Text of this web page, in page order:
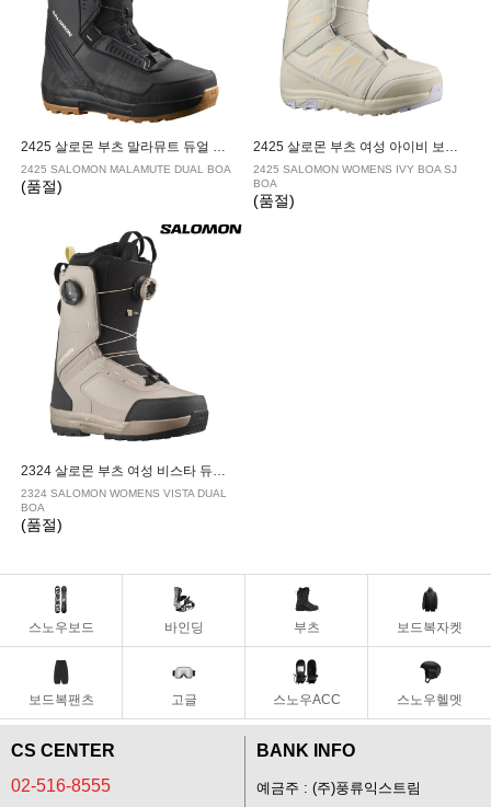
2425 살로몬 부츠 말라뮤트 듀얼 보아BLACK
2425 SALOMON MALAMUTE DUAL BOA
(품절)
2425 살로몬 부츠 여성 아이비 보아Cream/Peach Fuzz/Orchid Petal
2425 SALOMON WOMENS IVY BOA SJ
BOA
(품절)
2324 살로몬 부츠 여성 비스타 듀얼 보아VINTAGE KHAKI/BLACK/TENDER YELLOW
2324 SALOMON WOMENS VISTA DUAL
BOA
(품절)
스노우보드 바인딩 부츠 보드복자켓
보드복팬츠 고글 스노우ACC 스노우헬멧
CS CENTER
02-516-8555
BANK INFO
예금주 : (주)풍류익스트림